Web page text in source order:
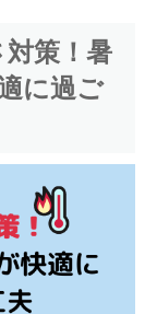
対策！暑
に過ご